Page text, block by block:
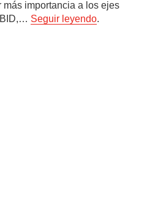
importancia a los ejes
BID,… Seguir leyendo.